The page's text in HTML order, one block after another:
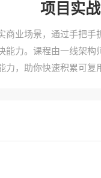
项目实战
商业场景，通过手把
力。课程由一线架
，助你快速积累可复